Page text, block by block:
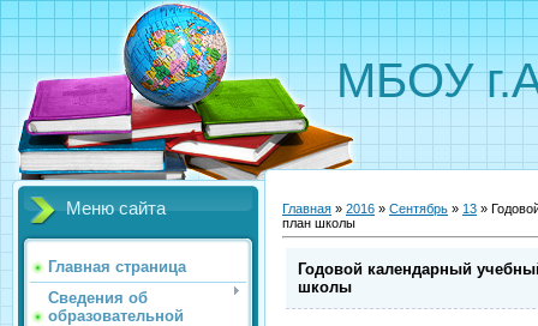
МБОУ
Меню сайта
Главная страница
Сведения об
образовательной
Главная » 2016 » Сентябрь » 13 »
план школы
Годовой календарный
школы